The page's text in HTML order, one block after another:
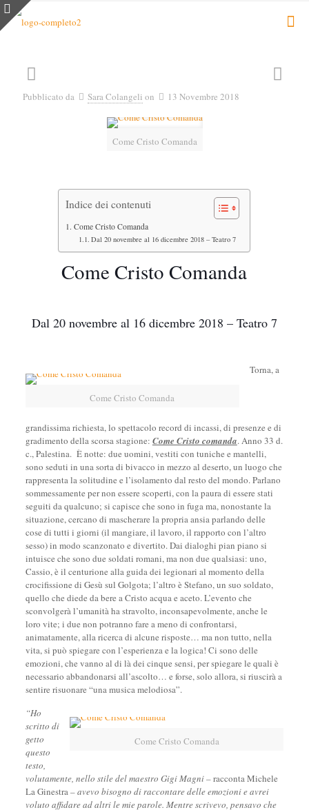
Pubblicato da Sara Colangeli on 13 Novembre 2018
Come Cristo Comanda
Indice dei contenuti
Come Cristo Comanda
Dal 20 novembre al 16 dicembre 2018 – Teatro 7
Come Cristo Comanda
Dal 20 novembre al 16 dicembre 2018 – Teatro 7
Come Cristo Comanda
Torna, a
grandissima richiesta, lo spettacolo record di incassi, di presenze e di
gradimento della scorsa stagione: Come Cristo comanda. Anno 33 d.
c., Palestina. È notte: due uomini, vestiti con tuniche e mantelli,
sono seduti in una sorta di bivacco in mezzo al deserto, un luogo che
rappresenta la solitudine e l’isolamento dal resto del mondo. Parlano
sommessamente per non essere scoperti, con la paura di essere stati
seguiti da qualcuno; si capisce che sono in fuga ma, nonostante la
situazione, cercano di mascherare la propria ansia parlando delle
cose di tutti i giorni (il mangiare, il lavoro, il rapporto con l’altro
sesso) in modo scanzonato e divertito. Dai dialoghi pian piano si
intuisce che sono due soldati romani, ma non due qualsiasi: uno,
Cassio, è il centurione alla guida dei legionari al momento della
crocifissione di Gesù sul Golgota; l’altro è Stefano, un suo soldato,
quello che diede da bere a Cristo acqua e aceto. L’evento che
sconvolgerà l’umanità ha stravolto, inconsapevolmente, anche le
loro vite; i due non potranno fare a meno di confrontarsi,
animatamente, alla ricerca di alcune risposte… ma non tutto, nella
vita, si può spiegare con l’esperienza e la logica! Ci sono delle
emozioni, che vanno al di là dei cinque sensi, per spiegare le quali è
necessario abbandonarsi all’ascolto… e forse, solo allora, si riuscirà a
sentire risuonare “una musica melodiosa”.
Come Cristo Comanda
“Ho
scritto di
getto
questo
testo,
volutamente, nello stile del maestro Gigi Magni –racconta Michele
La Ginestra– avevo bisogno di raccontare delle emozioni e avrei
voluto affidare ad altri le mie parole. Mentre scrivevo, pensavo che